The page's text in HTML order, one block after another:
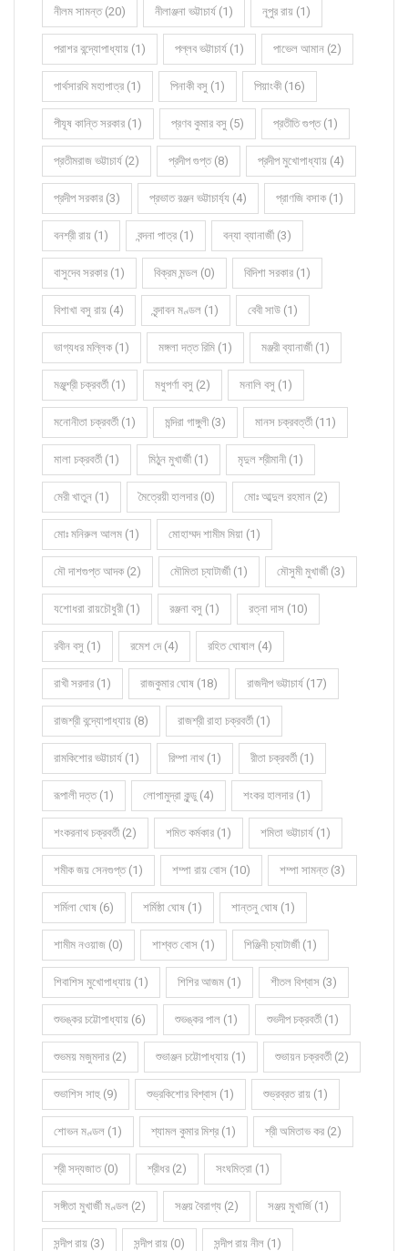
নীলম সামন্ত (20) নীলাঞ্জনা ভট্টাচার্য (1) নূপুর রায় (1)
পরাশর বন্দ্যোপাধ্যায় (1) পল্লব ভট্টাচার্য (1) পাভেল আমান (2)
পার্থসারথি মহাপাত্র (1) পিনাকী বসু (1) পিয়াংকী (16)
পীযূষ কান্তি সরকার (1) প্রণব কুমার বসু (5) প্রতীতি গুপ্ত (1)
প্রতীমরাজ ভট্টাচার্য (2) প্রদীপ গুপ্ত (8) প্রদীপ মুখোপাধ্যায় (4)
প্রদীপ সরকার (3) প্রভাত রঞ্জন ভট্টাচার্য্য (4) প্রাণজি বসাক (1)
বনশ্রী রায় (1) বন্দনা পাত্র (1) বন্যা ব্যানার্জী (3)
বাসুদেব সরকার (1) বিক্রম মন্ডল (0) বিদিশা সরকার (1)
বিশাখা বসু রায় (4) বৃন্দাবন মণ্ডল (1) বেবী সাউ (1)
ভাগ্যধর মল্লিক (1) মঙ্গলা দত্ত রিমি (1) মঞ্জরী ব্যানার্জী (1)
মঞ্জুশ্রী চক্রবর্তী (1) মধুপর্ণা বসু (2) মনালি বসু (1)
মনোনীতা চক্রবর্তী (1) মন্দিরা গাঙ্গুলী (3) মানস চক্রবর্ত্তী (11)
মালা চক্রবর্তী (1) মিঠুন মুখার্জী (1) মৃদুল শ্রীমানী (1)
মেরী খাতুন (1) মৈত্রেয়ী হালদার (0) মোঃ আব্দুল রহমান (2)
মোঃ মনিরুল আলম (1) মোহাম্মদ শামীম মিয়া (1)
মৌ দাশগুপ্ত আদক (2) মৌমিতা চ্যাটার্জী (1) মৌসুমী মুখার্জী (3)
যশোধরা রায়চৌধুরী (1) রঞ্জনা বসু (1) রত্না দাস (10)
রবীন বসু (1) রমেশ দে (4) রহিত ঘোষাল (4)
রাখী সরদার (1) রাজকুমার ঘোষ (18) রাজদীপ ভট্টাচার্য (17)
রাজশ্রী বন্দ্যোপাধ্যায় (8) রাজশ্রী রাহা চক্রবর্তী (1)
রামকিশোর ভট্টাচার্য (1) রিম্পা নাথ (1) রীতা চক্রবর্তী (1)
রূপালী দত্ত (1) লোপামুদ্রা কুন্ডু (4) শংকর হালদার (1)
শংকরনাথ চক্রবর্তী (2) শমিত কর্মকার (1) শমিতা ভট্টাচার্য (1)
শমীক জয় সেনগুপ্ত (1) শম্পা রায় বোস (10) শম্পা সামন্ত (3)
শর্মিলা ঘোষ (6) শর্মিষ্ঠা ঘোষ (1) শান্তনু ঘোষ (1)
শামীম নওয়াজ (0) শাশ্বত বোস (1) শিঞ্জিনী চ্যাটার্জী (1)
শিবাশিস মুখোপাধ্যায় (1) শিশির আজম (1) শীতল বিশ্বাস (3)
শুভঙ্কর চট্টোপাধ্যায় (6) শুভঙ্কর পাল (1) শুভদীপ চক্রবর্তী (1)
শুভময় মজুমদার (2) শুভাঞ্জন চট্টোপাধ্যায় (1) শুভায়ন চক্রবর্তী (2)
শুভাশিস সাহু (9) শুভ্রকিশোর বিশ্বাস (1) শুভ্রব্রত রায় (1)
শোভন মণ্ডল (1) শ্যামল কুমার মিশ্র (1) শ্রী অমিতাভ কর (2)
শ্রী সদ্যজাত (0) শ্রীধর (2) সংঘমিত্রা (1)
সঙ্গীতা মুখার্জী মণ্ডল (2) সঞ্জয় বৈরাগ্য (2) সঞ্জয় মুখার্জি (1)
সন্দীপ রায় (3) সন্দীপ রায় (0) সন্দীপ রায় নীল (1)